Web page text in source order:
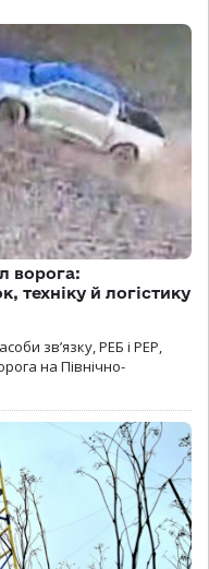
ворога:
техніку й логістику
зв’язку, РЕБ і РЕР,
на Північно-